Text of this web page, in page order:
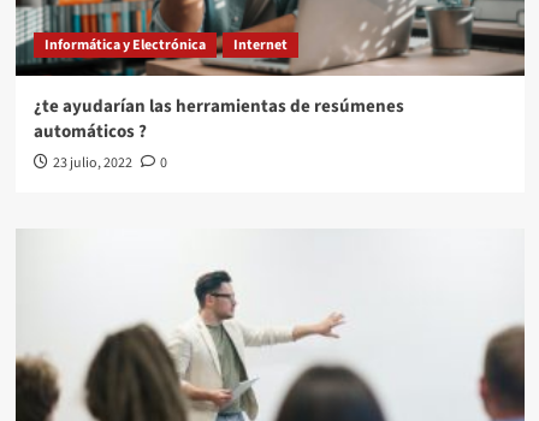
Informática y Electrónica Internet
¿te ayudarían las herramientas de resúmenes
automáticos ?
23 julio, 2022 0